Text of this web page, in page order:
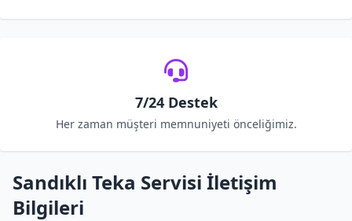
7/24 Destek
Her zaman müşteri memnuniyeti önceliğimiz.
Sandıklı Teka Servisi İletişim
Bilgileri